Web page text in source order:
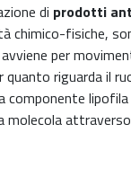
di prodotti
chimico-fisiche,
per
riguarda il